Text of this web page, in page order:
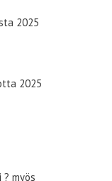
2025
2025
myös